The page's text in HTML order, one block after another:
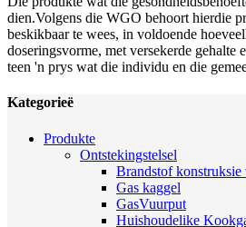
dien.Volgens die WGO behoort hierdie
beskikbaar te wees, in voldoende
doseringsvorme, met versekerde gehalte
teen 'n prys wat die individu en die
Kategorieë
Produkte
Ontstekingstelsel
Brandstof konstruksie
Gas kaggel
GasVuurput
Huishoudelike